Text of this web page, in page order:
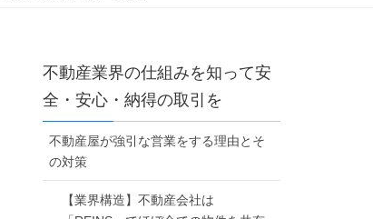
不動産業界の仕組みを知って安
全・安心・納得の取引を
不動産屋が強引な営業をする理由とそ
の対策
【業界構造】不動産会社は